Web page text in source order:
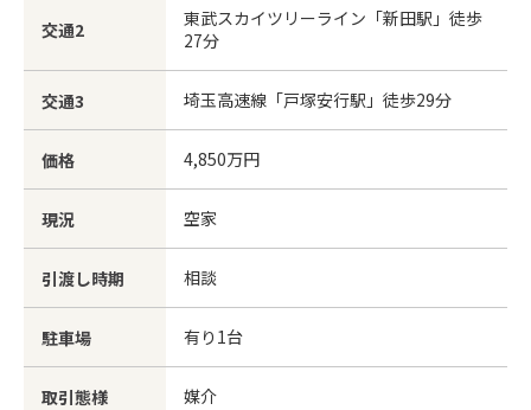
交通2
東武スカイツリーライン「新田駅」徒歩
27分
交通3 埼玉高速線「戸塚安行駅」徒歩29分
価格 4,850万円
現況 空家
引渡し時期 相談
駐車場 有り1台
取引態様 媒介